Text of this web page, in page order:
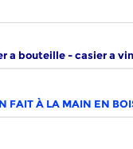
a bouteille - casier a
FAIT À LA MAIN EN